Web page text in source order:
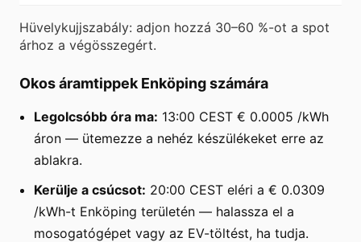
Hüvelykujjszabály: adjon hozzá 30–60 %-ot a spot
árhoz a végösszegért.
Okos áramtippek Enköping számára
Legolcsóbb óra ma: 13:00 CEST € 0.0005 /kWh
áron — ütemezze a nehéz készülékeket erre az
ablakra.
Kerülje a csúcsot: 20:00 CEST eléri a € 0.0309
/kWh-t Enköping területén — halassza el a
mosogatógépet vagy az EV-töltést, ha tudja.